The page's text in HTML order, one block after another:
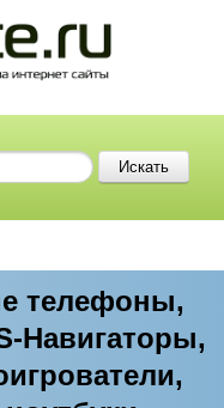
телефоны,
Навигаторы,